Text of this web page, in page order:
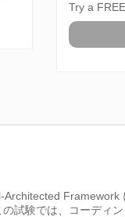
Try a
Framework
試験では、コーディ